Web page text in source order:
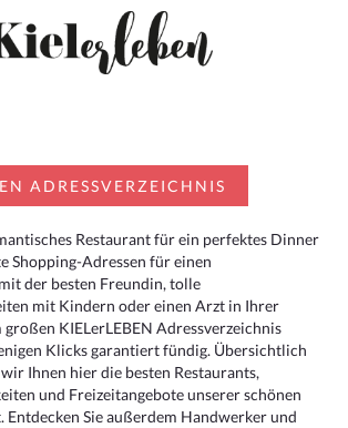
ADRESSVERZEICHNIS
Restaurant für ein perfektes Dinner
Shopping-Adressen für einen
der besten Freundin, tolle
mit Kindern oder einen Arzt in Ihrer
großen KIELerLEBEN Adressverzeichnis
Klicks garantiert fündig. Übersichtlich
Ihnen hier die besten Restaurants,
und Freizeitangebote unserer schönen
Entdecken Sie außerdem Handwerker und